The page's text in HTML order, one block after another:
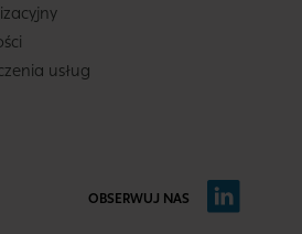
usług
OBSERWUJ NAS